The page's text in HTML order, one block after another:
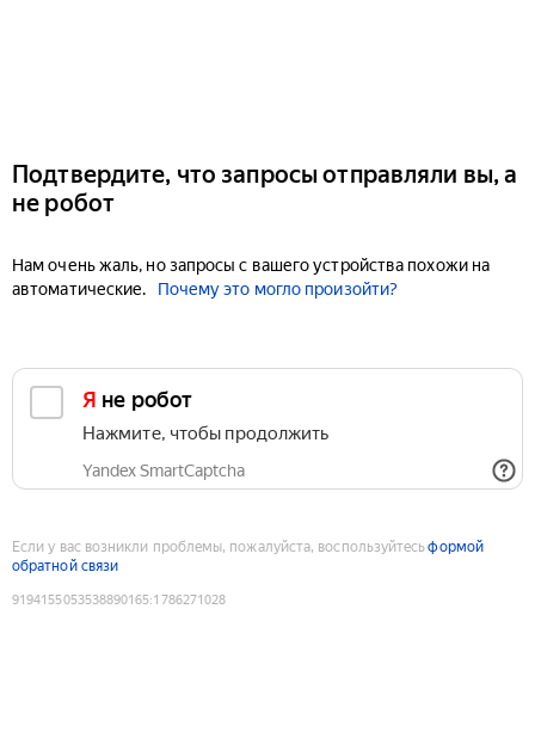
Подтвердите, что запросы отправляли вы, а
не робот
Нам очень жаль, но запросы с вашего устройства похожи на
автоматические.
Почему это могло произойти?
Я не робот
Нажмите, чтобы продолжить
Yandex SmartCaptcha
Если у вас возникли проблемы, пожалуйста, воспользуйтесьформой
обратной связи
9194155053538890165:1786271028